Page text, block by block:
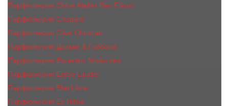
Парфюмерия Chloe Atelier Des Fleurs
Парфюмерия Сhopard
Парфюмерия Clive Christian
Парфюмерия Дольче & Габбана
Парфюмерия Escentric Molecules
Парфюмерия Estee Lаudеr
Парфюмерия Etat Libre
Парфюмерия Ex Nihilo